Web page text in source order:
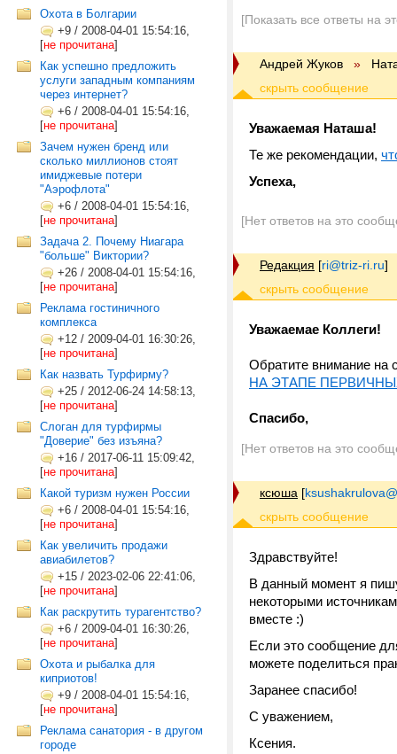
Охота в Болгарии
+9 / 2008-04-01 15:54:16,
[не прочитана]
Как успешно предложить
услуги западным компаниям
через интернет?
+6 / 2008-04-01 15:54:16,
[не прочитана]
Зачем нужен бренд или
сколько миллионов стоят
имиджевые потери
"Аэрофлота"
+6 / 2008-04-01 15:54:16,
[не прочитана]
Задача 2. Почему Ниагара
"больше" Виктории?
+26 / 2008-04-01 15:54:16,
[не прочитана]
Реклама гостиничного
комплекса
+12 / 2009-04-01 16:30:26,
[не прочитана]
Как назвать Турфирму?
+25 / 2012-06-24 14:58:13,
[не прочитана]
Слоган для турфирмы
"Доверие" без изъяна?
+16 / 2017-06-11 15:09:42,
[не прочитана]
Какой туризм нужен России
+6 / 2008-04-01 15:54:16,
[не прочитана]
Как увеличить продажи
авиабилетов?
+15 / 2023-02-06 22:41:06,
[не прочитана]
Как раскрутить турагентство?
+6 / 2009-04-01 16:30:26,
[не прочитана]
Охота и рыбалка для
киприотов!
+9 / 2008-04-01 15:54:16,
[не прочитана]
Реклама санатория - в другом
городе
[Показать все ответы на
Андрей Жуков »
Уважаемая Наташа!
Те же рекомендации,
Успеха,
[Нет ответов на это
Редакция [ri@triz-ri.ru]
Уважаемае Коллеги!
Обратите внимание на
НА ЭТАПЕ
Спасибо,
[Нет ответов на это
ксюша [
Здравствуйте!
В данный момент я
некоторыми
вместе :)
Если это сообщение
можете поделиться
Заранее спасибо!
С уважением,
Ксения.